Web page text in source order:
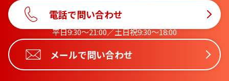
電話で問い合わせ
平日9:30〜21:00／土日祝9:30〜18:00
メールで問い合わせ